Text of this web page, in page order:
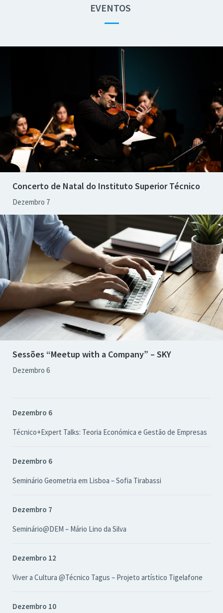
EVENTOS
—
Concerto de Natal do Instituto Superior Técnico
Dezembro 7
Sessões “Meetup with a Company” – SKY
Dezembro 6
Dezembro 6
Técnico+Expert Talks: Teoria Económica e Gestão de Empresas
Dezembro 6
Seminário Geometria em Lisboa – Sofia Tirabassi
Dezembro 7
Seminário@DEM – Mário Lino da Silva
Dezembro 12
Viver a Cultura @Técnico Tagus – Projeto artístico Tigelafone
Dezembro 10